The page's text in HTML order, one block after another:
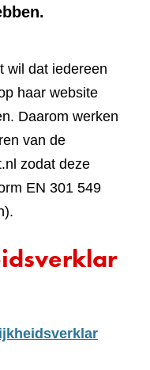
wil dat iedereen
haar website
Daarom werken
van de
zodat deze
EN 301 549